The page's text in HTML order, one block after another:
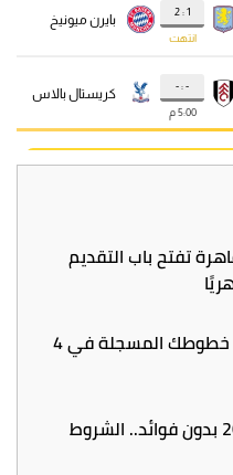
تفتح باب التقديم
قبل ما تقع في مشكلة.. راجع خطوطك المسجلة في 4
قرض بنك ناصر الاجتماعي 2026 بدون فوائد.. الشروط